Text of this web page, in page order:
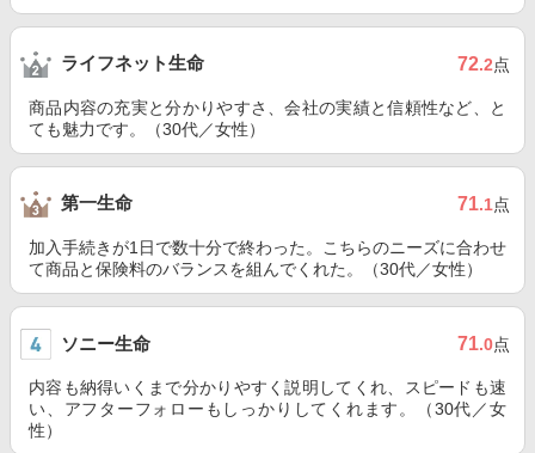
ライフネット生命 72.2点
商品内容の充実と分かりやすさ、会社の実績と信頼性など、と
ても魅力です。（30代／女性）
第一生命 71.1点
加入手続きが1日で数十分で終わった。こちらのニーズに合わせ
て商品と保険料のバランスを組んでくれた。（30代／女性）
ソニー生命 71.0点
内容も納得いくまで分かりやすく説明してくれ、スピードも速
い、アフターフォローもしっかりしてくれます。（30代／女
性）